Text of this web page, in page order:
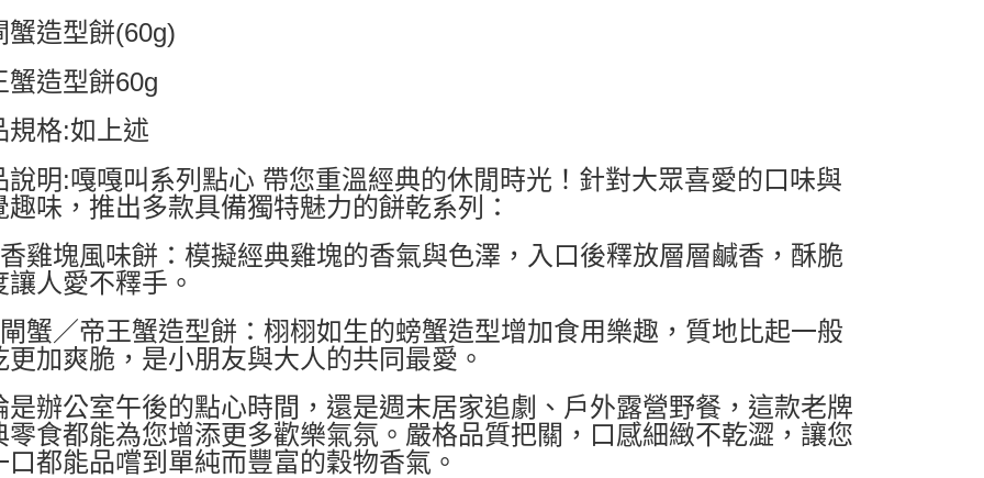
蟹造型餅(60g)
蟹造型餅60g
規格:如上述
說明:嘎嘎叫系列點心 帶您重溫經典的休閒時光！針對大眾喜愛的口味與
趣味，推出多款具備獨特魅力的餅乾系列：
雞塊風味餅：模擬經典雞塊的香氣與色澤，入口後釋放層層鹹香，酥脆
讓人愛不釋手。
蟹／帝王蟹造型餅：栩栩如生的螃蟹造型增加食用樂趣，質地比起一般
更加爽脆，是小朋友與大人的共同最愛。
是辦公室午後的點心時間，還是週末居家追劇、戶外露營野餐，這款老牌
零食都能為您增添更多歡樂氣氛。嚴格品質把關，口感細緻不乾澀，讓您
口都能品嚐到單純而豐富的穀物香氣。